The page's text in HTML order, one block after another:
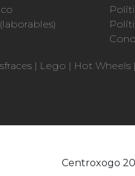
| Lego | Hot Wheels |
Centroxogo